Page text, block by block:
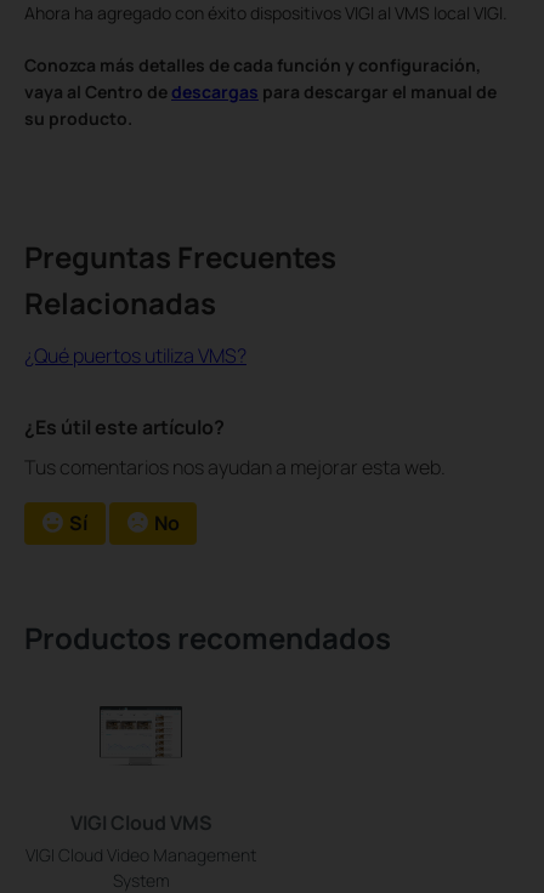
Ahora ha agregado con éxito dispositivos VIGI al VMS local VIGI.
Conozca más detalles de cada función y configuración,
vaya al Centro de descargas para descargar el manual de
su producto.
Preguntas Frecuentes
Relacionadas
¿Qué puertos utiliza VMS?
¿Es útil este artículo?
Tus comentarios nos ayudan a mejorar esta web.
Sí No
Productos recomendados
VIGI Cloud VMS
VIGI Cloud Video Management
System